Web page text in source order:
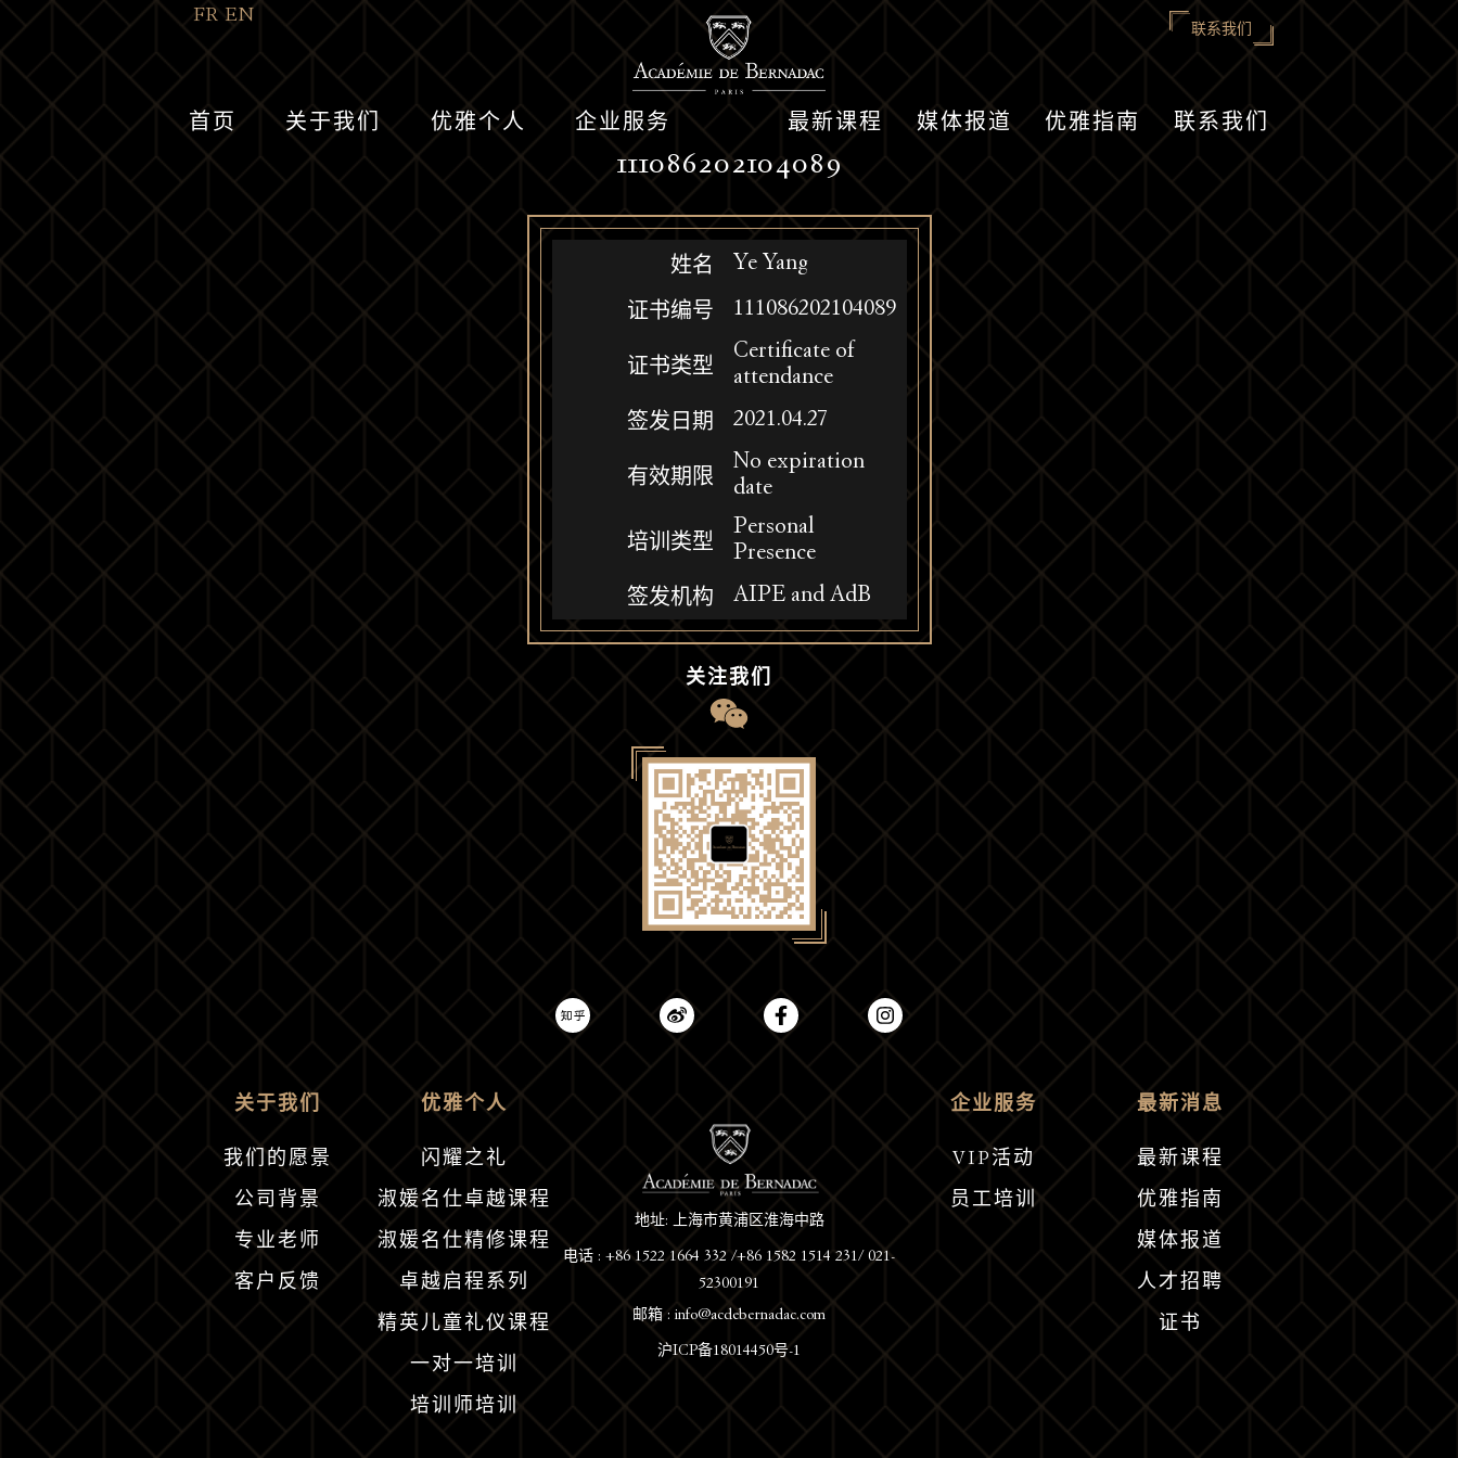
FREN
联系我们
首页 关于我们 优雅个人 企业服务 最新课程 媒体报道 优雅指南 联系我们
111086202104089
姓名 Ye Yang
证书编号 111086202104089
证书类型
Certificate of
attendance
签发日期 2021.04.27
有效期限
No expiration
date
培训类型
Personal
Presence
签发机构 AIPE and AdB
关注我们
关于我们
我们的愿景
公司背景
专业老师
客户反馈
优雅个人
闪耀之礼
淑媛名仕卓越课程
淑媛名仕精修课程
卓越启程系列
精英儿童礼仪课程
一对一培训
培训师培训
地址: 上海市黄浦区淮海中路
电话 : +86 1522 1664 332 /+86 1582 1514 231/ 021-
52300191
邮箱 : info@acdebernadac.com
沪ICP备18014450号-1
企业服务
VIP活动
员工培训
最新消息
最新课程
优雅指南
媒体报道
人才招聘
证书